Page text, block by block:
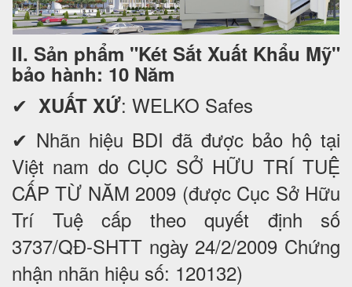
II. Sản phẩm "Két Sắt Xuất Khẩu Mỹ"
bảo hành: 10 Năm
✔ XUẤT XỨ: WELKO Safes
✔ Nhãn hiệu BDI đã được bảo hộ tại
Việt nam do CỤC SỞ HỮU TRÍ TUỆ
CẤP TỪ NĂM 2009 (được Cục Sở Hữu
Trí Tuệ cấp theo quyết định số
3737/QĐ-SHTT ngày 24/2/2009 Chứng
nhận nhãn hiệu số: 120132)